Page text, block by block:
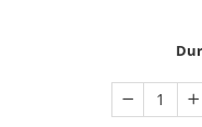
Carcasa Cheie Renault
Carcasa Cheie Skoda
Carcasa Cheie Toyota